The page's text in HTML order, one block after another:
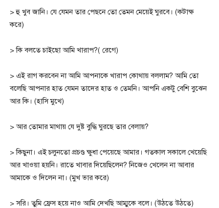
> হু খুব জানি। যে যেমন তার পেছনে তো তেমন মেয়েই ঘুরবে। (কটাক্ষ
করে)
> কি বলতে চাইছো আমি খারাপ?( রেগে)
> এই রাগ করবেন না আমি আপনাকে খারাপ কোথায় বললাম? আমি তো
বলেছি আপনার হাত যেমন তাদের হাত ও তেমনি। আপনি একটু বেশি বুঝেন
আর কি। (হাসি মুখে)
> আর তোমার মাথায় যে দুষ্ট বুদ্ধি ঘুরছে তার বেলায়?
> কিছুনা। এই চলুনতো প্রচণ্ড ক্ষুধা পেয়েছে আমার। গতকাল সকালে খেয়েছি
আর খাওয়া হয়নি। রাতে খাবার দিয়েছিলেন? নিজেও খেলেন না আবার
আমাকে ও দিলেন না। (মুখ ভার করে)
> সরি। তুমি ফ্রেস হয়ে নাও আমি দেখছি আম্মুকে বলে। (উঠতে উঠতে)